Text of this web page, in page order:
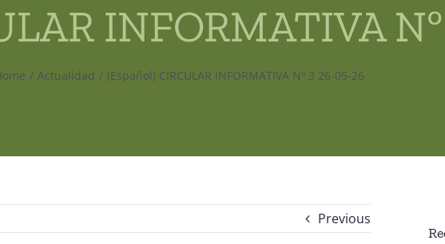
INFORMATIVA
Actualidad (Español) CIRCULAR INFORMATIVA Nº 3 26-05-26
Previous